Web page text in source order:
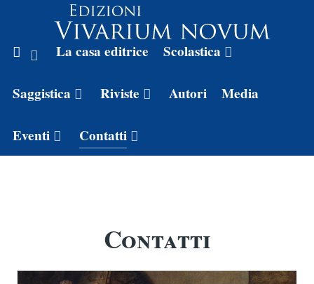
La casa editrice Scolastica
Saggistica Riviste Autori Media
Eventi Contatti
Contatti